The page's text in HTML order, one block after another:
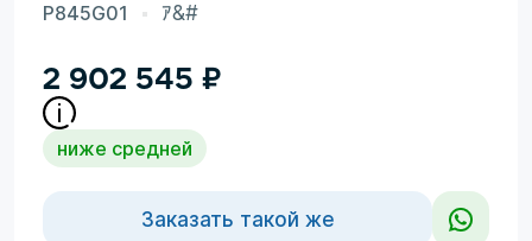
P845G01 ｱ&#
2 902 545 ₽
ниже средней
Заказать такой же